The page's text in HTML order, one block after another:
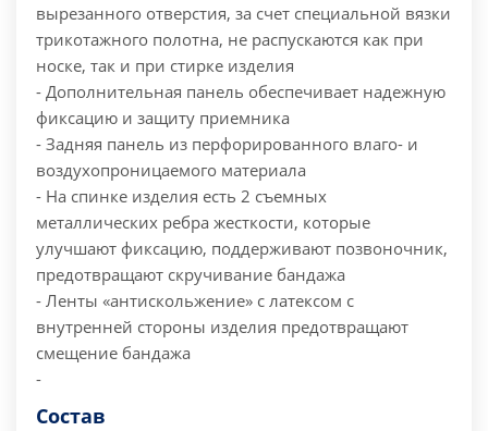
вырезанного отверстия, за счет специальной вязки
трикотажного полотна, не распускаются как при
носке, так и при стирке изделия
- Дополнительная панель обеспечивает надежную
фиксацию и защиту приемника
- Задняя панель из перфорированного влаго- и
воздухопроницаемого материала
- На спинке изделия есть 2 съемных
металлических ребра жесткости, которые
улучшают фиксацию, поддерживают позвоночник,
предотвращают скручивание бандажа
- Ленты «антискольжение» с латексом с
внутренней стороны изделия предотвращают
смещение бандажа
-
Состав